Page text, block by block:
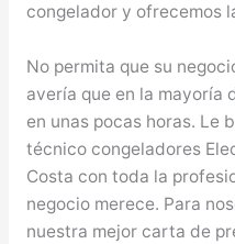
congelador y ofrecemos
No permita que su
avería que en la mayoría
en unas pocas horas. Le
técnico congeladores
Costa con toda la
negocio merece. Para
nuestra mejor carta de